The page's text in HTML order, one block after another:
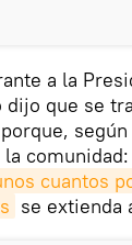
a la
que se
cuantos
se extienda